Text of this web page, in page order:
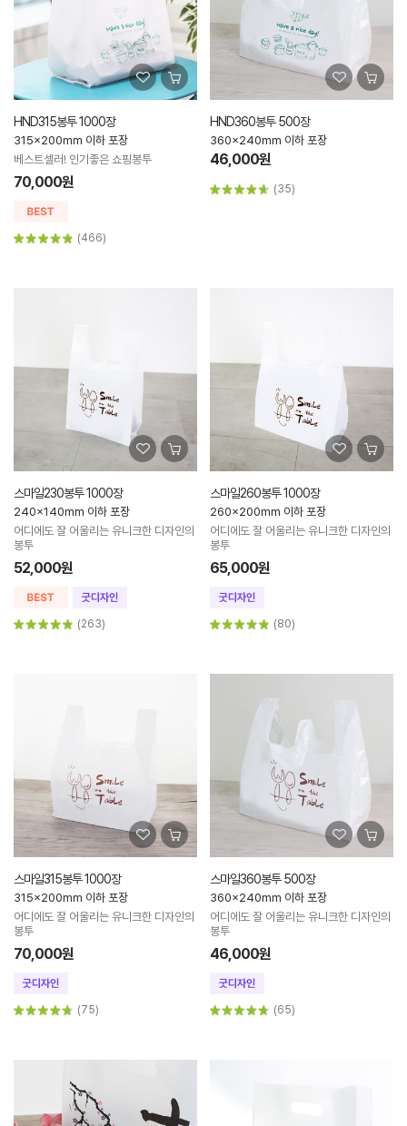
HND315봉투 1000장
315x200mm 이하 포장
베스트셀러! 인기좋은 쇼핑봉투
70,000원
(466)
HND360봉투 500장
360x240mm 이하 포장
46,000원
(35)
스마일230봉투 1000장
240x140mm 이하 포장
어디에도 잘 어울리는 유니크한 디자인의
봉투
52,000원
(263)
스마일260봉투 1000장
260x200mm 이하 포장
어디에도 잘 어울리는 유니크한 디자인의
봉투
65,000원
(80)
스마일315봉투 1000장
315x200mm 이하 포장
어디에도 잘 어울리는 유니크한 디자인의
봉투
70,000원
(75)
스마일360봉투 500장
360x240mm 이하 포장
어디에도 잘 어울리는 유니크한 디자인의
봉투
46,000원
(65)